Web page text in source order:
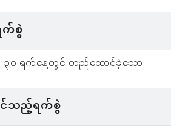
စွဲ
၃၀ ရက်နေ့တွင် တည်ထောင်ခဲ့သော
င်သည့်ရက်စွဲ